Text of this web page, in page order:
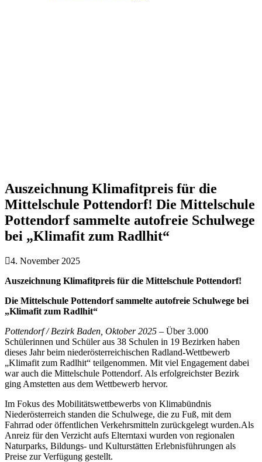
Auszeichnung Klimafitpreis für die
Mittelschule Pottendorf! Die Mittelschule
Pottendorf sammelte autofreie Schulwege
bei „Klimafit zum Radlhit“
4. November 2025
Auszeichnung Klimafitpreis für die Mittelschule Pottendorf!
Die Mittelschule Pottendorf sammelte autofreie Schulwege bei
„Klimafit zum Radlhit“
Pottendorf / Bezirk Baden, Oktober 2025 – Über 3.000
Schülerinnen und Schüler aus 38 Schulen in 19 Bezirken haben
dieses Jahr beim niederösterreichischen Radland-Wettbewerb
„Klimafit zum Radlhit“ teilgenommen. Mit viel Engagement dabei
war auch die Mittelschule Pottendorf. Als erfolgreichster Bezirk
ging Amstetten aus dem Wettbewerb hervor.
Im Fokus des Mobilitätswettbewerbs von Klimabündnis
Niederösterreich standen die Schulwege, die zu Fuß, mit dem
Fahrrad oder öffentlichen Verkehrsmitteln zurückgelegt wurden.Als
Anreiz für den Verzicht aufs Elterntaxi wurden von regionalen
Naturparks, Bildungs- und Kulturstätten Erlebnisführungen als
Preise zur Verfügung gestellt.